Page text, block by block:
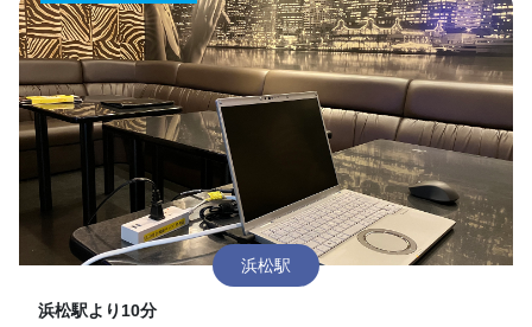
浜松駅
浜松駅より10分